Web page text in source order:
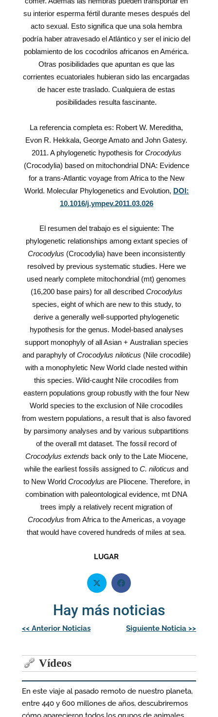
su interior esperma fértil durante meses después del
acto sexual. Esto significa que una sola hembra
podría haber atravesado el Atlántico y ser el inicio del
poblamiento de los cocodrilos africanos en América.
Otras posibilidades que apuntan es que las
corrientes ecuatoriales hubieran sido las encargadas
de hacer este traslado. Cualquiera de estas
posibilidades resulta fascinante.
La referencia completa es: Robert W. Mereditha,
Evon R. Hekkala, George Amato and John Gatesy.
2011. A phylogenetic hypothesis for Crocodylus
(Crocodylia) based on mitochondrial DNA: Evidence
for a trans-Atlantic voyage from Africa to the New
World. Molecular Phylogenetics and Evolution, DOI:
10.1016/j.ympev.2011.03.026
El resumen del trabajo es el siguiente: The
phylogenetic relationships among extant species of
Crocodylus (Crocodylia) have been inconsistently
resolved by previous systematic studies. Here we
used nearly complete mitochondrial (mt) genomes
(16,200 base pairs) for all described Crocodylus
species, eight of which are new to this study, to
derive a generally well-supported phylogenetic
hypothesis for the genus. Model-based analyses
support monophyly of all Asian + Australian species
and paraphyly ofCrocodylus niloticus (Nile crocodile)
with a monophyletic New World clade nested within
this species. Wild-caught Nile crocodiles from
eastern populations group robustly with the four New
World species to the exclusion of Nile crocodiles
from western populations, a result that is also favored
by parsimony analyses and by various subpartitions
of the overall mt dataset. The fossil record of
Crocodylus extends back only to the Late Miocene,
while the earliest fossils assigned toC. niloticus and
to New World Crocodylus are Pliocene. Therefore, in
combination with paleontological evidence, mt DNA
trees imply a relatively recent migration of
Crocodylus from Africa to the Americas, a voyage
that would have covered hundreds of miles at sea.
LUGAR
Hay más noticias
Navegación
de
<< Anterior Noticias Siguiente Noticia >>
Vídeos
En este viaje al pasado remoto de nuestro planeta,
entre 440 y 600 millones de años, descubriremos